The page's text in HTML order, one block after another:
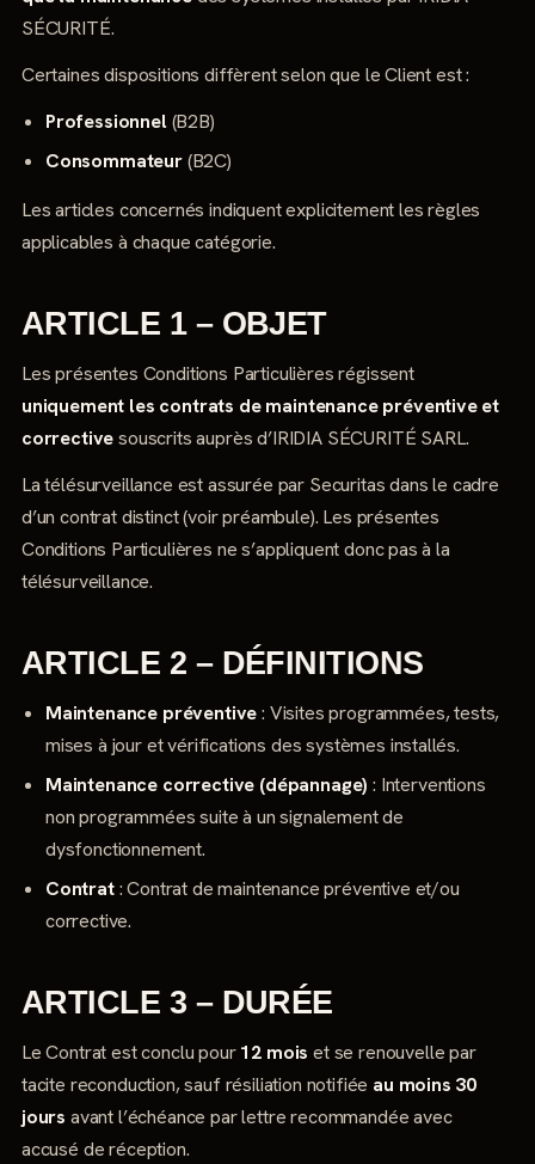
SÉCURITÉ.
Certaines dispositions diffèrent selon que le Client est :
Professionnel(B2B)
Consommateur(B2C)
Les articles concernés indiquent explicitement les règles
applicables à chaque catégorie.
ARTICLE 1 – OBJET
Les présentes Conditions Particulières régissent
uniquement les contrats de maintenance préventive et
correctivesouscrits auprès d’IRIDIA SÉCURITÉ SARL.
La télésurveillance est assurée par Securitas dans le cadre
d’un contrat distinct (voir préambule). Les présentes
Conditions Particulières ne s’appliquent donc pas à la
télésurveillance.
ARTICLE 2 – DÉFINITIONS
Maintenance préventive: Visites programmées, tests,
mises à jour et vérifications des systèmes installés.
Maintenance corrective (dépannage) : Interventions
non programmées suite à un signalement de
dysfonctionnement.
Contrat: Contrat de maintenance préventive et/ou
corrective.
ARTICLE 3 – DURÉE
Le Contrat est conclu pour12 mois et se renouvelle par
tacite reconduction, sauf résiliation notifiée au moins 30
jours avant l’échéance par lettre recommandée avec
accusé de réception.